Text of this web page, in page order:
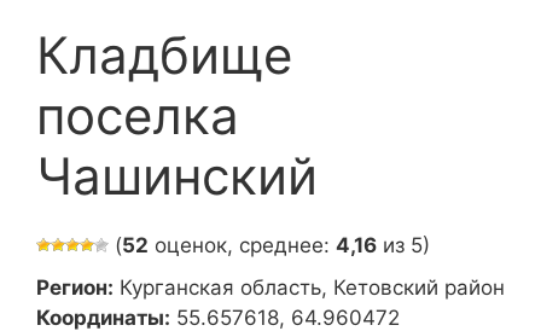
Кладбище
поселка
Чашинский
(52 оценок, среднее: 4,16 из 5)
Регион: Курганская область, Кетовский район
Координаты: 55.657618, 64.960472